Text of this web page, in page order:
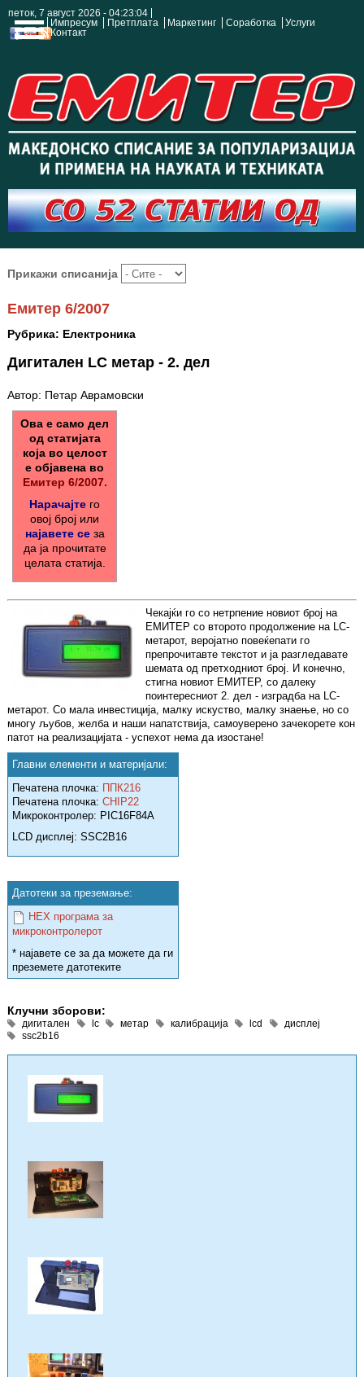
петок, 7 август 2026 - 04:23:05
Импресум
Претплата Маркетинг Соработка
Услуги
Контакт
Прикажи списанија
Емитер 6/2007
Рубрика: Електроника
Дигитален LC метар - 2. дел
Автор: Петар Аврамовски
Ова е само дел
од статијата
која во целост
е објавена во
Емитер 6/2007.
Нарачајте го
овој број или
најавете сеза
да ја прочитате
целата статија.
Чекајќи го со нетрпение новиот број на
ЕМИТЕР со второто продолжение на LC-
метарот, веројатно повеќепати го
препрочитавте текстот и ја разгледавате
шемата од претходниот број. И конечно,
стигна новиот ЕМИТЕР, со далеку
поинтересниот 2. дел - изградба на LC-
метарот. Со мала инвестиција, малку искуство, малку знаење, но со
многу љубов, желба и наши напатствија, самоуверено зачекорете кон
патот на реализацијата - успехот нема да изостане!
Главни елементи и материјали:
Печатена плочка: ППК216
Печатена плочка: CHIP22
Микроконтролер: PIC16F84A
LCD дисплеј: SSC2B16
Датотеки за преземање:
HEX програма за
микроконтролерот
* најавете се за да можете да ги
преземете датотеките
Клучни зборови:
дигитален lc метар калибрација lcd
дисплеј
ssc2b16